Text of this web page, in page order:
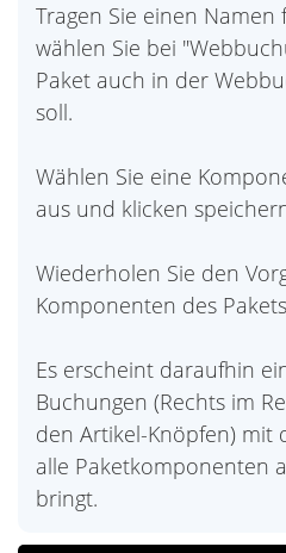
Tragen Sie einen
wählen Sie bei
Paket auch in der
soll.
Wählen Sie eine
aus und klicken
Wiederholen Sie den
Komponenten des
Es erscheint daraufhin
Buchungen (Rechts im
den Artikel-Knöpfen) mit
alle Paketkomponenten
bringt.